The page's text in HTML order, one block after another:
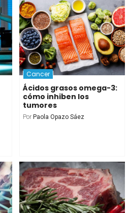
Cancer
Ácidos grasos omega-3:
cómo inhiben los
tumores
Por Paola Opazo Sáez